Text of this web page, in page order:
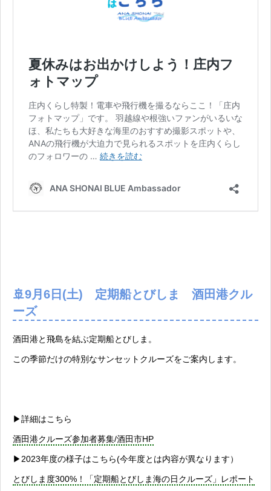
🚢9月6日(土) 定期船とびしま 酒田港クル
ーズ
酒田港と飛島を結ぶ定期船とびしま。
この季節だけの特別なサンセットクルーズをご案内します。
▶︎詳細はこちら
酒田港クルーズ参加者募集/酒田市HP
▶︎2023年度の様子はこちら(今年度とは内容が異なります）
とびしま度300%！「定期船とびしま海の日クルーズ」レポート